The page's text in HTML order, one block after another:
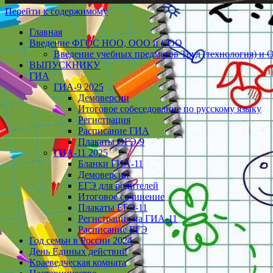
Перейти к содержимому
Главная
Введение ФГОС НОО, ООО и СОО
Введение учебных предметов Труд (технология) и
ВЫПУСКНИКУ
ГИА
ГИА-9 2025
Демоверсии
Итоговое собеседование по русскому языку
Регистрация
Расписание ГИА
Плакаты ОГЭ-9
ГИА-11 2025
Бланки ГИА-11
Демоверсии
ЕГЭ для родителей
Итоговое сочинение
Плакаты ЕГЭ-11
Регистрация на ГИА-11
Расписание ЕГЭ
Год семьи в России 2024
День Единых действий
Краеведческая комната